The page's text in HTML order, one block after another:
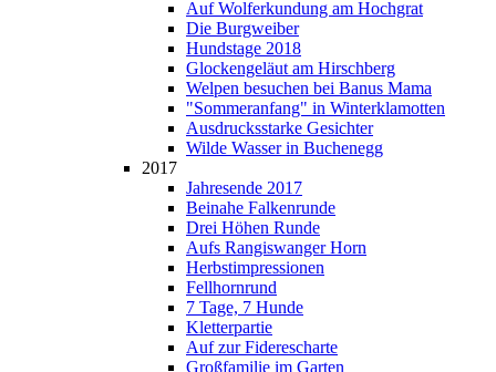
Auf Wolferkundung am Hochgrat
Die Burgweiber
Hundstage 2018
Glockengeläut am Hirschberg
Welpen besuchen bei Banus Mama
"Sommeranfang" in Winterklamotten
Ausdrucksstarke Gesichter
Wilde Wasser in Buchenegg
2017
Jahresende 2017
Beinahe Falkenrunde
Drei Höhen Runde
Aufs Rangiswanger Horn
Herbstimpressionen
Fellhornrund
7 Tage, 7 Hunde
Kletterpartie
Auf zur Fiderescharte
Großfamilie im Garten